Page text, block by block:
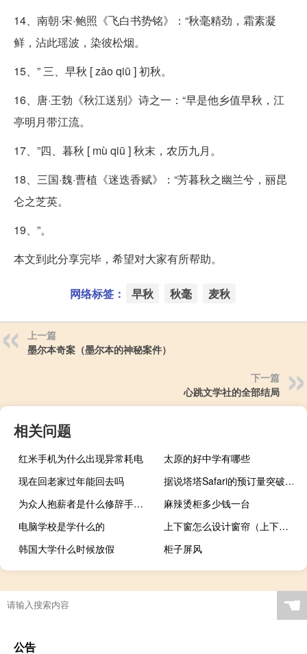
14、南朝·宋·鲍照《飞白书势铭》：“秋毫精劲，霜素凝
鲜，沾此瑶波，染彼松烟。
15、” 三、早秋 [ zǎo qiū ] 初秋。
16、唐·王勃《秋江送别》诗之一：“早是他乡值早秋，江
亭明月带江流。
17、”四、暮秋 [ mù qiū ] 秋末，农历九月。
18、三国·魏·曹植《迷迭香赋》：“芳暮秋之幽兰兮，丽昆
仑之芝英。
19、”。
本文到此分享完毕，希望对大家有所帮助。
网络标签： 早秋 秋毫 麦秋
上一篇
墨尔本奇案（墨尔本的神秘案件）
下一篇
心跳文学社的全部结局
相关问题
红米手机为什么出现异常耗电
太原的好中学有哪些
现在回老家过年能回去吗
据说塔塔Safari的预订量突破5000大关
为众人抱薪者是什么修辞手法 为众人抱薪者是什么意思
麻辣烫柜多少钱一台
电脑学校是学什么的
上下窗怎么设计窗帘（上下夏窗）
韩国大学什么时候放假
柜子屏风
☚
公告